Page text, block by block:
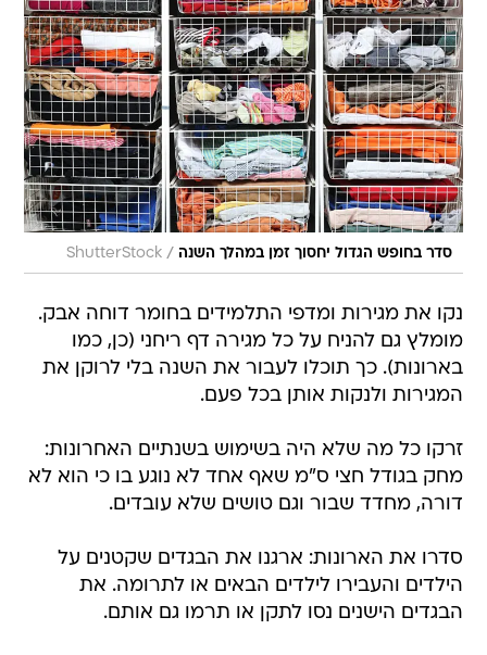
סדר בחופש הגדול יחסוך זמן במהלך השנה /
ShutterStock
נקו את מגירות ומדפי התלמידים בחומר דוחה אבק.
מומלץ גם להניח על כל מגירה דף ריחני (כן, כמו
בארונות). כך תוכלו לעבור את השנה בלי לרוקן את
המגירות ולנקות אותן בכל פעם.
זרקו כל מה שלא היה בשימוש בשנתיים האחרונות:
מחק בגודל חצי ס"מ שאף אחד לא נוגע בו כי הוא לא
דורה, מחדד שבור וגם טושים שלא עובדים.
סדרו את הארונות: ארגנו את הבגדים שקטנים על
הילדים והעבירו לילדים הבאים או לתרומה. את
הבגדים הישנים נסו לתקן או תרמו גם אותם.